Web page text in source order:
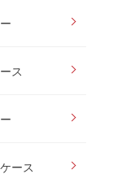
ス
ース